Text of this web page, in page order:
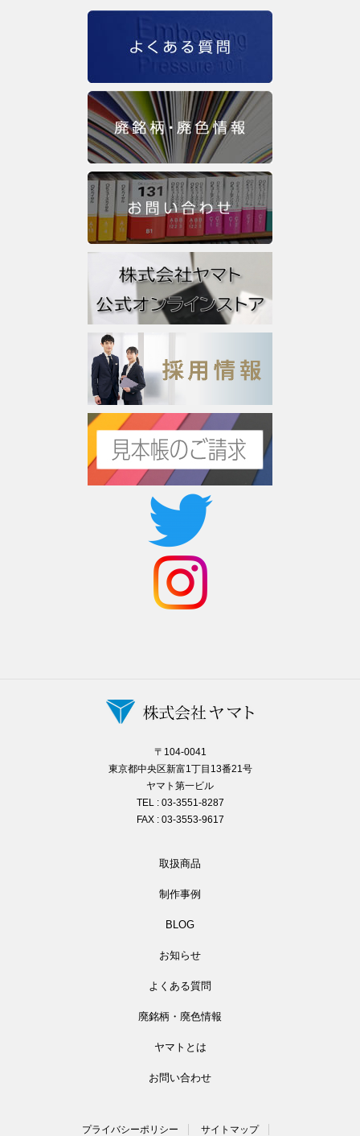
〒104-0041
東京都中央区新富1丁目13番21号
ヤマト第一ビル
TEL : 03-3551-8287
FAX : 03-3553-9617
取扱商品
制作事例
BLOG
お知らせ
よくある質問
廃銘柄・廃色情報
ヤマトとは
お問い合わせ
プライバシーポリシー サイトマップ